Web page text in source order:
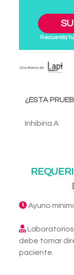
Recuerda
¿ESTA
Inhibina A
Ayuno
debe tomar
paciente.